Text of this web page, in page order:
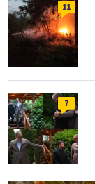
11
7